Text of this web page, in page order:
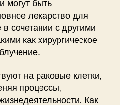
лекарство для
сочетании с другими
как хирургическое
на раковые клетки,
процессы,
Как